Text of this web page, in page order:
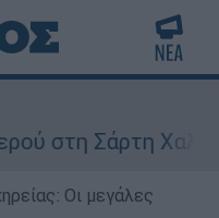
Χαλκιδικής -
Οι μεγάλες